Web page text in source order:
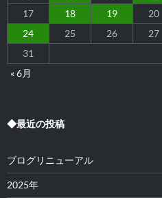
17
18 19 20
24
25 26 27
31
« 6月
◆最近の投稿
ブログリニューアル
2025年